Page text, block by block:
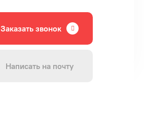
Заказать звонок
Написать на почту